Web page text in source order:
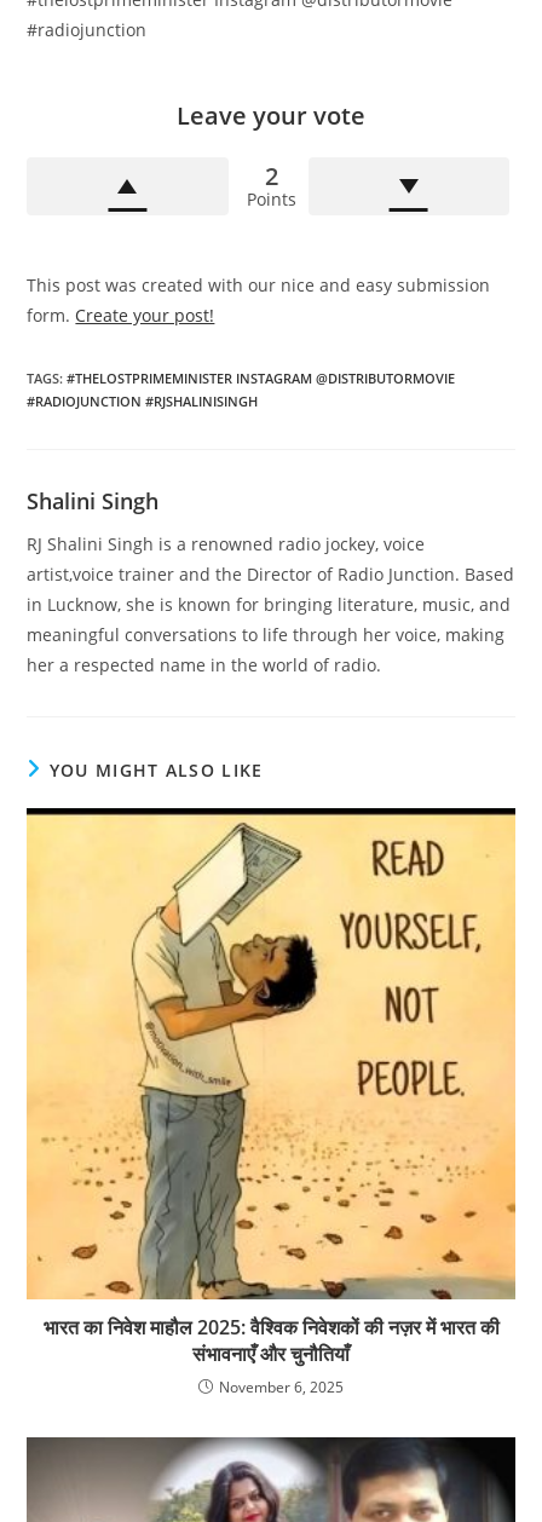
#radiojunction
Leave your vote
2
Points
This post was created with our nice and easy submission
form. Create your post!
TAGS:#THELOSTPRIMEMINISTER INSTAGRAM @DISTRIBUTORMOVIE
#RADIOJUNCTION #RJSHALINISINGH
Shalini Singh
RJ Shalini Singh is a renowned radio jockey, voice
artist,voice trainer and the Director of Radio Junction. Based
in Lucknow, she is known for bringing literature, music, and
meaningful conversations to life through her voice, making
her a respected name in the world of radio.
YOU MIGHT ALSO LIKE
भारत का निवेश माहौल 2025: वैश्विक निवेशकों की नज़र में भारत की
संभावनाएँ और चुनौतियाँ
November 6, 2025